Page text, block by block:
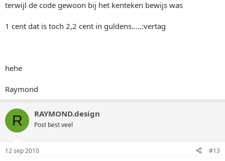
terwijl de code gewoon bij het kenteken bewijs was
1 cent dat is toch 2,2 cent in guldens.....:vertag
hehe
Raymond
R RAYMOND.design
Post best veel
12 sep 2010 #13